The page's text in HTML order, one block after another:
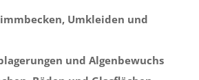
Umkleiden und
und Algenbewuchs